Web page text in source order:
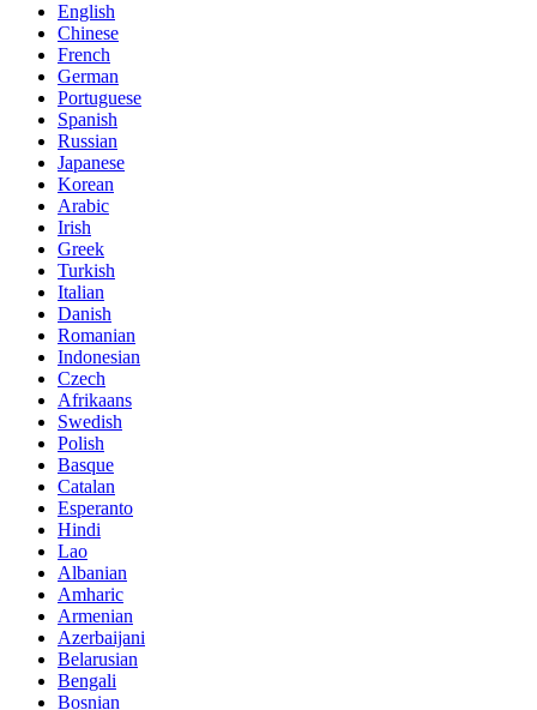
English
Chinese
French
German
Portuguese
Spanish
Russian
Japanese
Korean
Arabic
Irish
Greek
Turkish
Italian
Danish
Romanian
Indonesian
Czech
Afrikaans
Swedish
Polish
Basque
Catalan
Esperanto
Hindi
Lao
Albanian
Amharic
Armenian
Azerbaijani
Belarusian
Bengali
Bosnian